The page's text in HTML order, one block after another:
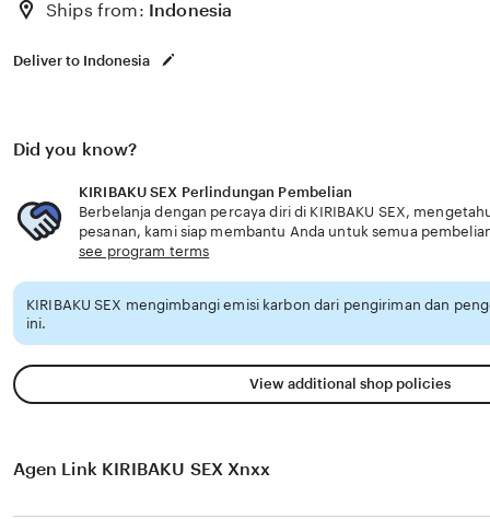
Ships from: Indonesia
Deliver to Indonesia
Did you know?
KIRIBAKU SEX Perlindungan Pembelian
Berbelanja dengan percaya diri di KIRIBAKU SEX,
pesanan, kami siap membantu Anda untuk semua
see program terms
KIRIBAKU SEX mengimbangi emisi karbon dari pengiriman dan
ini.
View additional shop policies
Agen Link KIRIBAKU SEX Xnxx